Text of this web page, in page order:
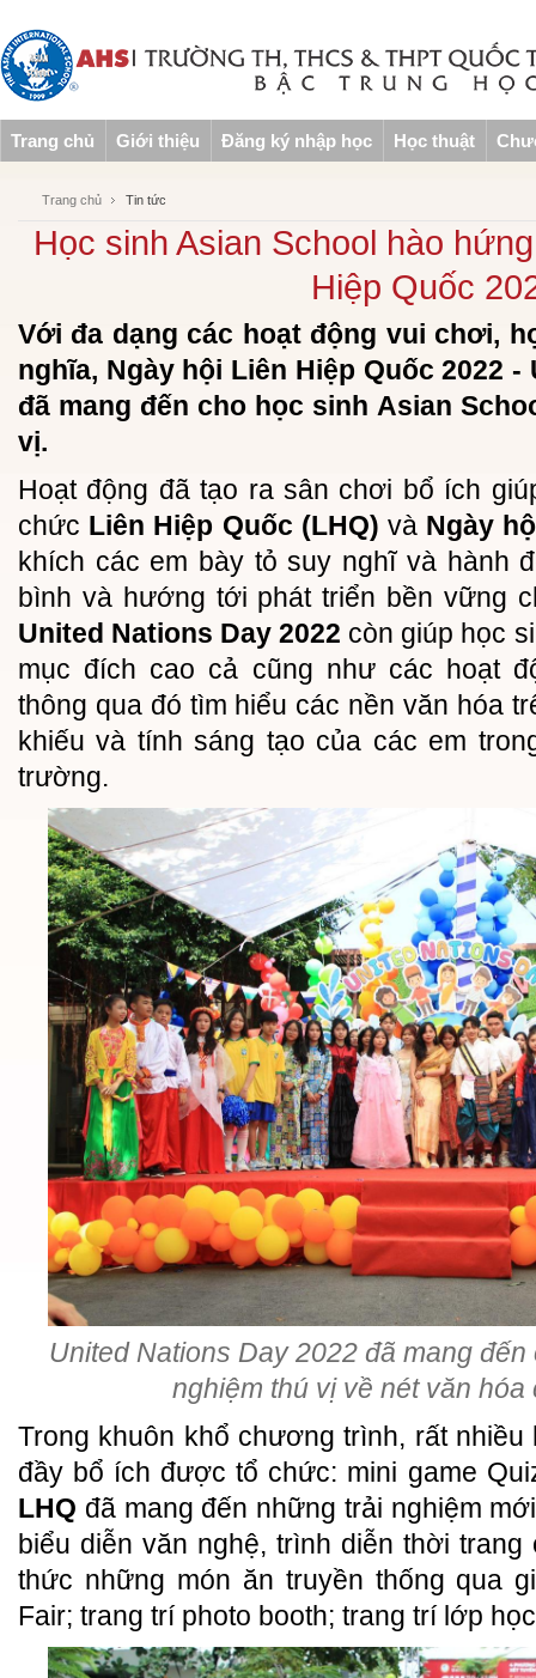
Trang chủ Giới thiệu Đăng ký nhập học Học thuật
Trang chủ Tin tức
Học sinh Asian School hào
Hiệp Quốc
Với đa dạng các hoạt động vui chơi,
nghĩa, Ngày hội Liên Hiệp Quốc 2022 -
đã mang đến cho học sinh Asian
vị.
Hoạt động đã tạo ra sân chơi bổ ích
chức Liên Hiệp Quốc (LHQ) và Ngày
khích các em bày tỏ suy nghĩ và hành
bình và hướng tới phát triển bền vững
United Nations Day 2022 còn giúp học
mục đích cao cả cũng như các hoạt
thông qua đó tìm hiểu các nền văn hóa
khiếu và tính sáng tạo của các em
trường.
United Nations Day 2022 đã mang
nghiệm thú vị về nét văn
Trong khuôn khổ chương trình, rất
đầy bổ ích được tổ chức: mini game
LHQ đã mang đến những trải nghiệm
biểu diễn văn nghệ, trình diễn thời
thức những món ăn truyền thống qua
Fair; trang trí photo booth; trang trí lớp